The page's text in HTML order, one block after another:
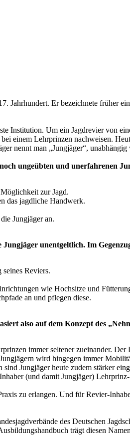
Jahrhundert. Er bezeichnete früher
Institution. Um ein Jagdrevier von
einem Lehrprinzen nachweisen.
nennt man „Jungjäger“,
ch ungeübten und unerfahrenen
zur Jagd.
das jagdliche Handwerk.
Jungjäger an.
unentgeltlich. Im
Reviers.
wie Hochsitze und
an und pflegen diese.
also auf dem Konzept des
immer seltener zueinander.
wird hingegen immer
Jungjäger heute zudem stärker
(und damit Jungjäger) Lehrprinz-
zu erlangen. Und für Revier-
des Deutschen
trägt diesen